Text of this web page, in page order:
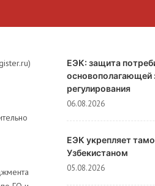
ЕЭК: защита
основополагающей
регулирования
06.08.2026
ЕЭК укрепляет
Узбекистаном
05.08.2026